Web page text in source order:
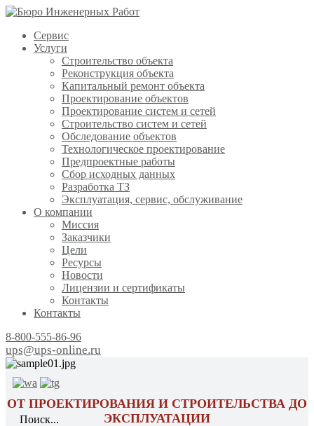
Сервис
Услуги
Строительство объекта
Реконструкция объекта
Капитальный ремонт объекта
Проектирование объектов
Проектирование систем и сетей
Строительство систем и сетей
Обследование объектов
Технологическое проектирование
Предпроектные работы
Сбор исходных данных
Разработка ТЗ
Эксплуатация, сервис, обслуживание
О компании
Миссия
Заказчики
Цели
Ресурсы
Новости
Лицензии и сертификаты
Контакты
Контакты
8-800-555-86-96
ups@ups-online.ru
ОТ ПРОЕКТИРОВАНИЯ И СТРОИТЕЛЬСТВА ДО
ЭКСПЛУАТАЦИИ
Поиск...